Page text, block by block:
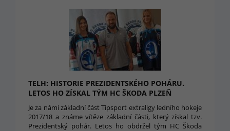
TELH: HISTORIE PREZIDENTSKÉHO POHÁRU.
LETOS HO ZÍSKAL TÝM HC ŠKODA PLZEŇ
Je za námi základní část Tipsport extraligy ledního hokeje
2017/18 a známe vítěze základní části, který získal tzv.
Prezidentský pohár. Letos ho obdržel tým HC Škoda